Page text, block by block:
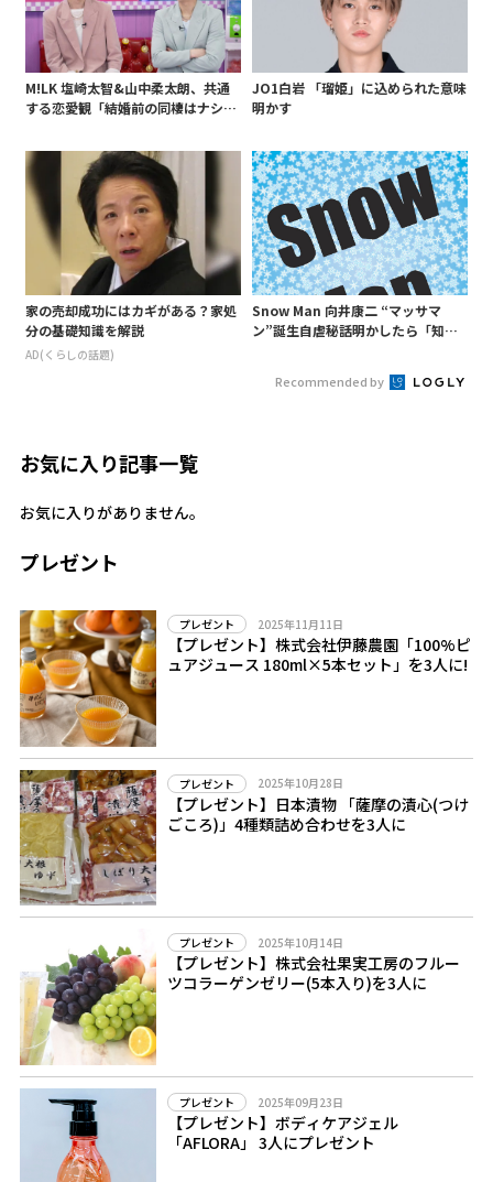
M!LK 塩崎太智&山中柔太朗、共通
する恋愛観「結婚前の同棲はナシ」
JO1白岩 「瑠姫」に込められた意味
明かす
家の売却成功にはカギがある？家処
分の基礎知識を解説
AD(くらしの話題)
Snow Man 向井康二 “マッサマ
ン”誕生自虐秘話明かしたら「知ら
Recommended by
お気に入り記事一覧
お気に入りがありません。
プレゼント
プレゼント 2025年11月11日
【プレゼント】株式会社伊藤農園「100%ピ
ュアジュース 180ml×5本セット」を3人に!
プレゼント 2025年10月28日
【プレゼント】日本漬物 「薩摩の漬心(つけ
ごころ)」4種類詰め合わせを3人に
プレゼント 2025年10月14日
【プレゼント】株式会社果実工房のフルー
ツコラーゲンゼリー(5本入り)を3人に
プレゼント 2025年09月23日
【プレゼント】ボディケアジェル
「AFLORA」 3人にプレゼント